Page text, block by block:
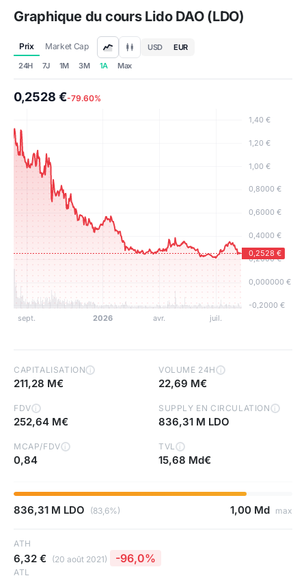
Graphique du cours Lido DAO (LDO)
Prix Market Cap USD
EUR
24H
7J 1M 3M 1A Max
0,2528 €-79.60%
CAPITALISATION i
211,28 M€
VOLUME 24H i
22,69 M€
FDV i
252,64 M€
SUPPLY EN CIRCULATION i
836,31 M LDO
MCAP/FDV i
0,84
TVL i
15,68 Md€
836,31 M LDO (83,6%) 1,00 Md max
ATH
6,32 € (20 août 2021) -96,0%
ATL